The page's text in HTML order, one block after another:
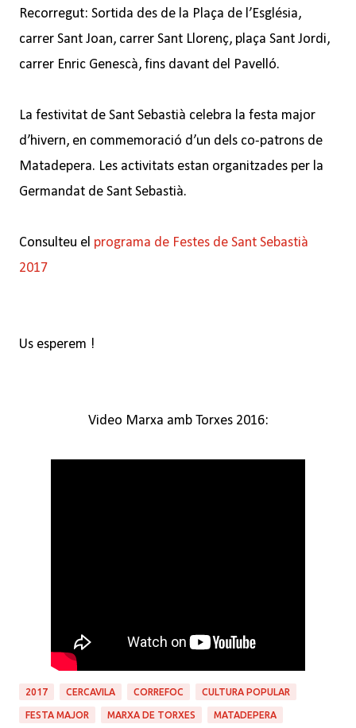
Recorregut: Sortida des de la Plaça de l’Església,
carrer Sant Joan, carrer Sant Llorenç, plaça Sant Jordi,
carrer Enric Genescà, fins davant del Pavelló.
La festivitat de Sant Sebastià celebra la festa major
d’hivern, en commemoració d’un dels co-patrons de
Matadepera. Les activitats estan organitzades per la
Germandat de Sant Sebastià.
Consulteu el programa de Festes de Sant Sebastià
2017
Us esperem !
Video Marxa amb Torxes 2016:
2017 CERCAVILA CORREFOC CULTURA POPULAR
FESTA MAJOR MARXA DE TORXES MATADEPERA